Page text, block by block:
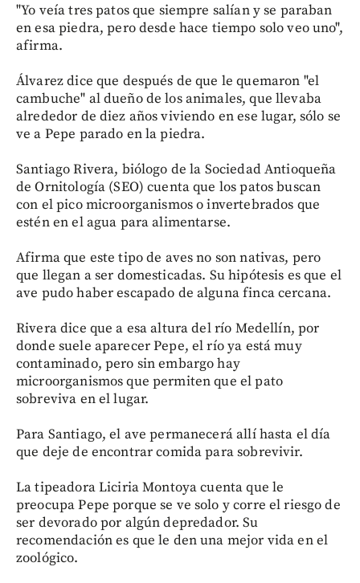
"Yo veía tres patos que siempre salían y se paraban
en esa piedra, pero desde hace tiempo solo veo uno",
afirma.
Álvarez dice que después de que le quemaron "el
cambuche" al dueño de los animales, que llevaba
alrededor de diez años viviendo en ese lugar, sólo se
ve a Pepe parado en la piedra.
Santiago Rivera, biólogo de la Sociedad Antioqueña
de Ornitología (SEO) cuenta que los patos buscan
con el pico microorganismos o invertebrados que
estén en el agua para alimentarse.
Afirma que este tipo de aves no son nativas, pero
que llegan a ser domesticadas. Su hipótesis es que el
ave pudo haber escapado de alguna finca cercana.
Rivera dice que a esa altura del río Medellín, por
donde suele aparecer Pepe, el río ya está muy
contaminado, pero sin embargo hay
microorganismos que permiten que el pato
sobreviva en el lugar.
Para Santiago, el ave permanecerá allí hasta el día
que deje de encontrar comida para sobrevivir.
La tipeadora Liciria Montoya cuenta que le
preocupa Pepe porque se ve solo y corre el riesgo de
ser devorado por algún depredador. Su
recomendación es que le den una mejor vida en el
zoológico.